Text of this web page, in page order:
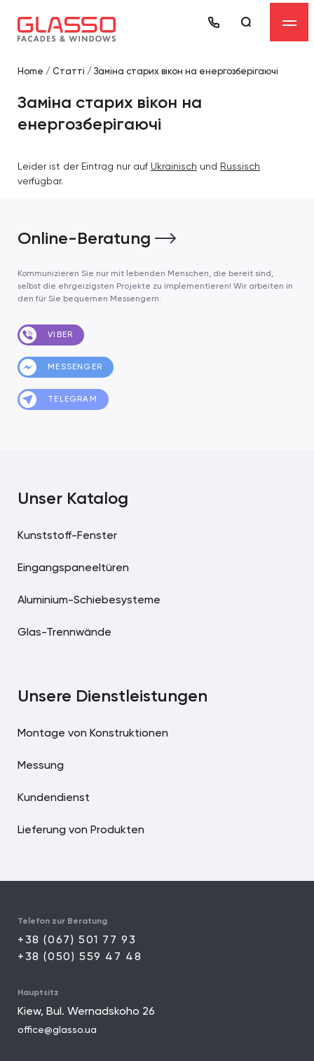
Home / Статті / Заміна старих вікон на енергозберігаючі
Заміна старих вікон на
енергозберігаючі
Leider ist der Eintrag nur auf Ukrainisch und Russisch
verfügbar.
Online-Beratung
Kommunizieren Sie nur mit lebenden Menschen, die bereit sind,
selbst die ehrgeizigsten Projekte zu implementieren! Wir arbeiten in
den für Sie bequemen Messengern.
VIBER
MESSENGER
TELEGRAM
Unser Katalog
Kunststoff-Fenster
Eingangspaneeltüren
Aluminium-Schiebesysteme
Glas-Trennwände
Unsere Dienstleistungen
Montage von Konstruktionen
Messung
Kundendienst
Lieferung von Produkten
Telefon zur Beratung
+38 (067) 501 77 93
+38 (050) 559 47 48
Hauptsitz
Kiew, Bul. Wernadskoho 26
office@glasso.ua